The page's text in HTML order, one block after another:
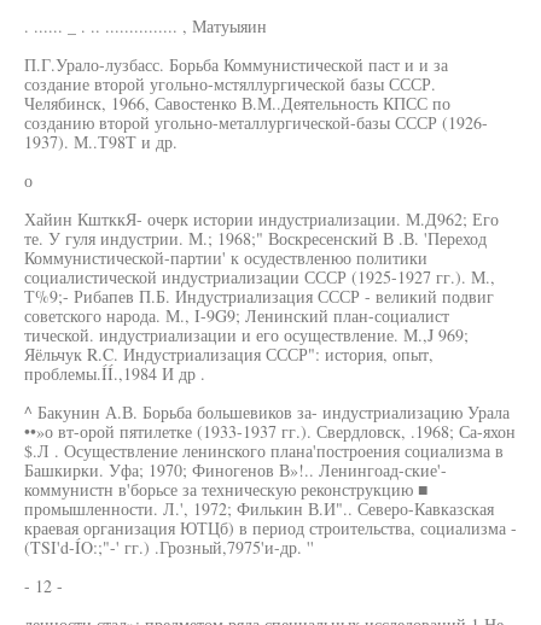
. ...... _ . .. ............... , Матуыяин
П.Г.Урало-лузбасс. Борьба Коммунистической паст и и за
создание второй угольно-мстяллургической базы СССР.
Челябинск, 1966, Савостенко В.М..Деятельность КПСС по
созданию второй угольно-металлургической-базы СССР (1926-
1937). М..Т98Т и др.
о
Хайин КштккЯ- очерк истории индустриализации. М.Д962; Его
те. У гуля индустрии. М.; 1968;" Воскресенский В .В. 'Переход
Коммунистической-партии' к осудествленюо политики
социалистической индустриализации СССР (1925-1927 гг.). М.,
Т%9;- Рибапев П.Б. Индустриализация СССР - великий подвиг
советского народа. М., I-9G9; Ленинский план-социалист
тической. индустриализации и его осуществление. М.,J 969;
Яёльчук R.C. Индустриализация СССР": история, опыт,
проблемы.ÍÍ.,1984 И др .
^ Бакунин А.В. Борьба большевиков за- индустриализацию Урала
••»о вт-орой пятилетке (1933-1937 гг.). Свердловск, .1968; Са-яхон
$.Л . Осуществление ленинского плана'построения социализма в
Башкирки. Уфа; 1970; Финогенов В»!.. Ленингоад-ские'-
коммунистн в'борьсе за техническую реконструкцию ■
промышленности. Л.', 1972; Филькин В.И".. Северо-Кавказская
краевая организация ЮТЦб) в период строительства, социализма -
(TSI'd-ÍO:;"-' гг.) .Грозный,7975'и-др. ''
- 12 -